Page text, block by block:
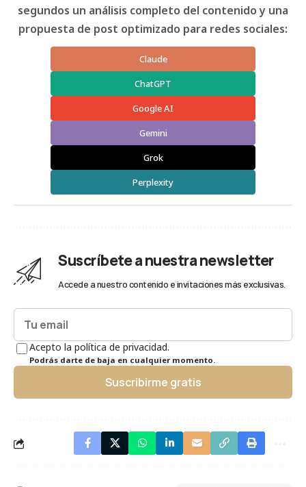
segundos un análisis completo del contenido y una
propuesta de post optimizado para redes sociales:
Claude
ChatGPT
Google AI
Gemini
Grok
Perplexity
Suscríbete a nuestra newsletter
Accede a nuestro contenido e invitaciones más exclusivas.
Acepto la política de privacidad.
Podrás darte de baja en cualquier momento.
Suscribirme gratis